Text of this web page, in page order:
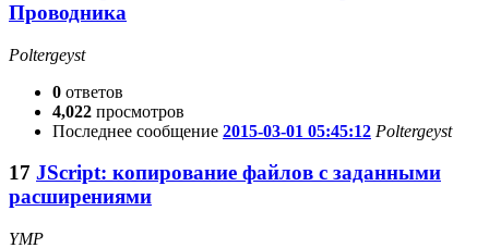
Проводника
Poltergeyst
0 ответов
4,022 просмотров
Последнее сообщение 2015-03-01 05:45:12 Poltergeyst
17 JScript: копирование файлов с заданными
расширениями
YMP